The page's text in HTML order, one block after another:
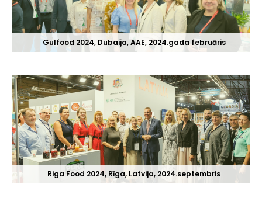
Gulfood 2024, Dubaija, AAE, 2024.gada februāris
Riga Food 2024, Rīga, Latvija, 2024.septembris